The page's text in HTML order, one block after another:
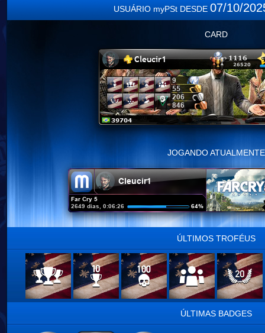
USUÁRIO myPSt DESDE 07/10/
CARD
JOGANDO ATUALMENTE
ÚLTIMOS TROFÉUS
ÚLTIMAS BADGES